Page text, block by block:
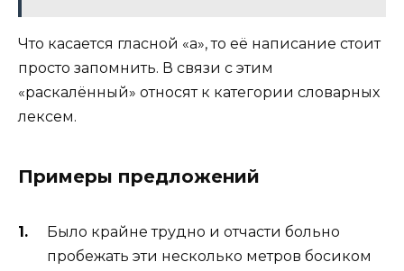
Что касается гласной «а», то её написание стоит
просто запомнить. В связи с этим
«раскалённый» относят к категории словарных
лексем.
Примеры предложений
Было крайне трудно и отчасти больно
пробежать эти несколько метров босиком